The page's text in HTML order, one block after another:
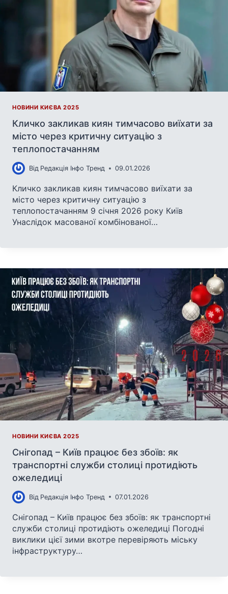
НОВИНИ КИЄВА 2025
Кличко закликав киян тимчасово виїхати за
місто через критичну ситуацію з
теплопостачанням
Від Редакція Інфо Тренд 09.01.2026
Кличко закликав киян тимчасово виїхати за
місто через критичну ситуацію з
теплопостачанням 9 січня 2026 року Київ
Унаслідок масованої комбінованої…
НОВИНИ КИЄВА 2025
Снігопад – Київ працює без збоїв: як
транспортні служби столиці протидіють
ожеледиці
Від Редакція Інфо Тренд 07.01.2026
Снігопад – Київ працює без збоїв: як транспортні
служби столиці протидіють ожеледиці Погодні
виклики цієї зими вкотре перевіряють міську
інфраструктуру…